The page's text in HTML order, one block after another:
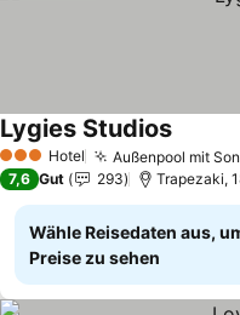
3 SterneHotel Außenpool mit
Lygies StudiosPreise
7,6 Gut 293 Trapezaki,
Wähle Reisedaten aus,
Preise zu sehen